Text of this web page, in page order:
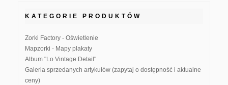
KATEGORIE PRODUKTÓW
Zorki Factory - Oświetlenie
Mapzorki - Mapy plakaty
Album "Lo Vintage Detail"
Galeria sprzedanych artykułów (zapytaj o dostępność i aktualne
ceny)